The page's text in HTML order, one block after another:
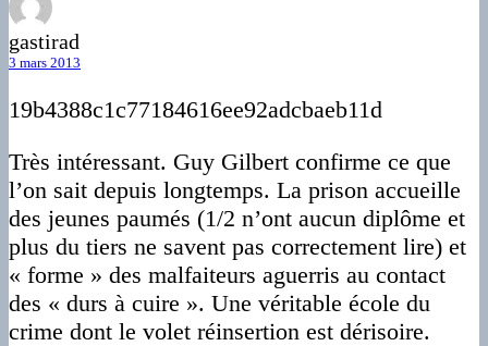
gastirad
3 mars 2013
19b4388c1c77184616ee92adcbaeb11d
Très intéressant. Guy Gilbert confirme ce que
l’on sait depuis longtemps. La prison accueille
des jeunes paumés (1/2 n’ont aucun diplôme et
plus du tiers ne savent pas correctement lire) et
« forme » des malfaiteurs aguerris au contact
des « durs à cuire ». Une véritable école du
crime dont le volet réinsertion est dérisoire.